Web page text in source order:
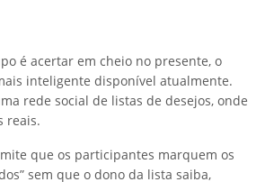
é acertar em cheio no presente, o
inteligente disponível atualmente.
rede social de listas de desejos, onde
reais.
que os participantes marquem os
sem que o dono da lista saiba,